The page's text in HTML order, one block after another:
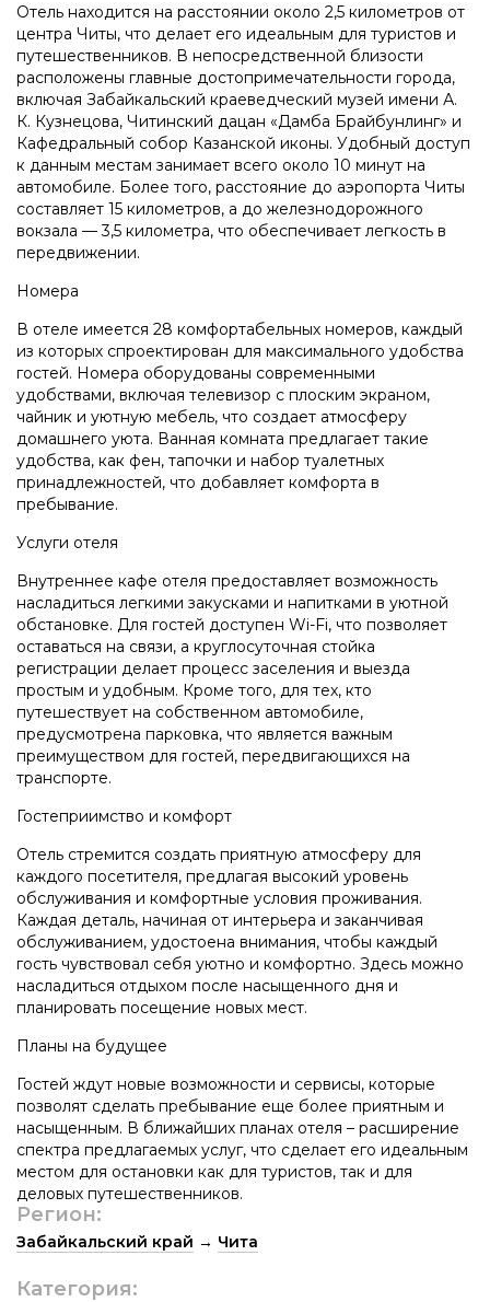
Отель находится на расстоянии около 2,5 километров от
центра Читы, что делает его идеальным для туристов и
путешественников. В непосредственной близости
расположены главные достопримечательности города,
включая Забайкальский краеведческий музей имени А.
К. Кузнецова, Читинский дацан «Дамба Брайбунлинг» и
Кафедральный собор Казанской иконы. Удобный доступ
к данным местам занимает всего около 10 минут на
автомобиле. Более того, расстояние до аэропорта Читы
составляет 15 километров, а до железнодорожного
вокзала — 3,5 километра, что обеспечивает легкость в
передвижении.
Номера
В отеле имеется 28 комфортабельных номеров, каждый
из которых спроектирован для максимального удобства
гостей. Номера оборудованы современными
удобствами, включая телевизор с плоским экраном,
чайник и уютную мебель, что создает атмосферу
домашнего уюта. Ванная комната предлагает такие
удобства, как фен, тапочки и набор туалетных
принадлежностей, что добавляет комфорта в
пребывание.
Услуги отеля
Внутреннее кафе отеля предоставляет возможность
насладиться легкими закусками и напитками в уютной
обстановке. Для гостей доступен Wi-Fi, что позволяет
оставаться на связи, а круглосуточная стойка
регистрации делает процесс заселения и выезда
простым и удобным. Кроме того, для тех, кто
путешествует на собственном автомобиле,
предусмотрена парковка, что является важным
преимуществом для гостей, передвигающихся на
транспорте.
Гостеприимство и комфорт
Отель стремится создать приятную атмосферу для
каждого посетителя, предлагая высокий уровень
обслуживания и комфортные условия проживания.
Каждая деталь, начиная от интерьера и заканчивая
обслуживанием, удостоена внимания, чтобы каждый
гость чувствовал себя уютно и комфортно. Здесь можно
насладиться отдыхом после насыщенного дня и
планировать посещение новых мест.
Планы на будущее
Гостей ждут новые возможности и сервисы, которые
позволят сделать пребывание еще более приятным и
насыщенным. В ближайших планах отеля – расширение
спектра предлагаемых услуг, что сделает его идеальным
местом для остановки как для туристов, так и для
деловых путешественников.
Регион:
Забайкальский край → Чита
Категория: